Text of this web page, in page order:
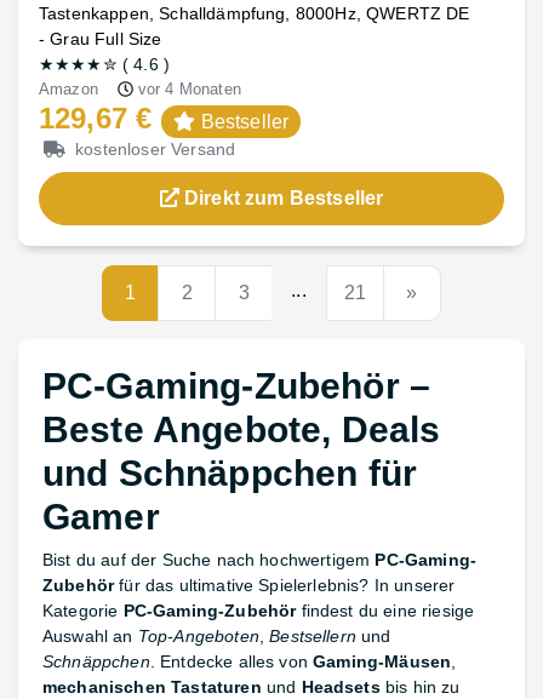
Tastenkappen, Schalldämpfung, 8000Hz, QWERTZ DE
- Grau Full Size
★★★★✮ (4.6)
Amazon vor 4 Monaten
129,67 € Bestseller
kostenloser Versand
Direkt zum Bestseller
1 2 3 ... 21 »
PC-Gaming-Zubehör –
Beste Angebote, Deals
und Schnäppchen für
Gamer
Bist du auf der Suche nach hochwertigem PC-Gaming-
Zubehörfür das ultimative Spielerlebnis? In unserer
Kategorie PC-Gaming-Zubehörfindest du eine riesige
Auswahl an Top-Angeboten,Bestsellernund
Schnäppchen. Entdecke alles vonGaming-Mäusen,
mechanischen Tastaturen und Headsetsbis hin zu